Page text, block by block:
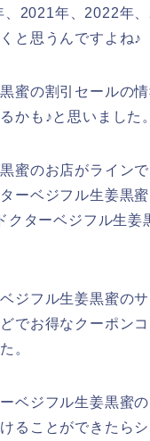
2021年、2022年
と思うんですよね♪
蜜の割引セールの
かも♪と思いました。
蜜のお店がライン
ーベジフル生姜黒
クターベジフル生
ジフル生姜黒蜜の
でお得なクーポン
。
ベジフル生姜黒蜜
ることができたら